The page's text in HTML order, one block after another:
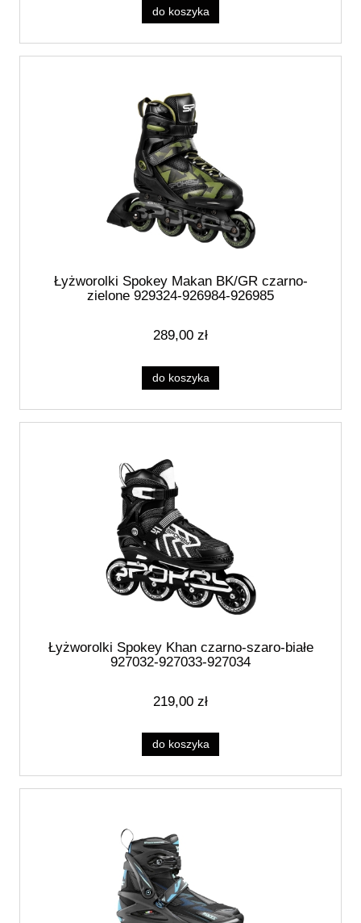
do koszyka
Łyżworolki Spokey Makan BK/GR czarno-
zielone 929324-926984-926985
289,00 zł
do koszyka
Łyżworolki Spokey Khan czarno-szaro-białe
927032-927033-927034
219,00 zł
do koszyka